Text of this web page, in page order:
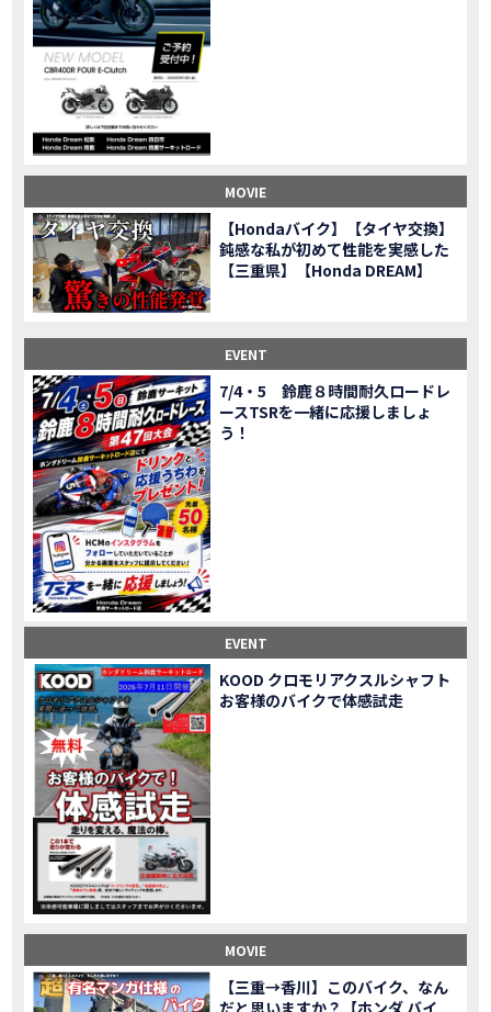
MOVIE 【鈴鹿サーキットに近い！】ホンダドリーム鈴鹿サーキットロードOPEN！ #茉ひる
MOVIE CL500売却！X-ADVオーナーの素直な理由。〇〇で納得の買取してもらいました|Honda X-ADV
MOVIE 【梅本まどかさんコラボ】CIVIC TYPE R♪スタッフオススメの鈴鹿ドライブへ！【後編】
MOVIE 憧れの大型バイク試乗！4輪走行は驚きの…【Honda GoldWing AfricaTwin】試乗会in鈴鹿ツインサーキット
【鈴鹿ツインサーキット】バイク＆クルマ夢のコラボイベント！「HCM２＆４サーキットフェス」レポ
MOVIE 全員初対面！バイク女子6人がツーリング行ったらwww
バイク女子6人でツーリング行った結果ww！後編
MOVIE 温泉1泊。いつもソロの女性ライダー、大人のマスツーリングへついていった【三重〜長野•茶臼山高原経由】Honda CL500
MOVIE 【梅本まどかさんコラボ】CIVIC TYPE R♪ スタッフオススメの鈴鹿ドライブへ！【前編】
MOVIE ＨＣＭ２＆４サーキットフェス2023 紹介動画②
MOVIE ＨＣＭ２＆４サーキットフェス2023 紹介動画①
Honda Dream 四日市のご紹介
MOVIE Honda Dream 鈴鹿のご紹介
MOVIE
Honda Dream 松阪のご紹介
２月１２日 牡蠣ツーリングフォトギャラリー
EVENT 第6回オフロードスクールフォトギャラリー
EVENT Honda Dream鈴鹿・松阪・四日市 ３店舗合同周年祭フォトギャラリー
MOVIE Honda Dream鈴鹿・松阪・四日市 ３店舗合同周年祭レポート
NEW BIKE NEW BIKE「HAWK 11」新型ロードスポーツモデル HAWK 11を発売！
NEW BIKE NEW BIKE「ダックス125」新型レジャーバイク ダックス125を発売！
MOVIE Honda Dream 鈴鹿 オフロードスクール紹介
【新車中古車多数】三重県でバイクを探すなら！HondaDream松阪【ホンダ二輪車専門店】
MOVIE 【県下最大規模】三重県でバイクを探すなら！HondaDream鈴鹿【ホンダ二輪車専門店】
NEW BIKE 「CBR400R」「400X」の仕様 を一部変更し発売!
NEW BIKE 大型プレミアムツアラー「Gold Wing」 シリーズのカラーバリエーション を一部変更し発売!
NEW BIKE クルーザーモデル 「Rebel 250 S Edition」 に新色を追加し発表！
NEW BIKE 「CT125・ハンターカブ」 に新色を追加し発売！
NEW BIKE 「CB1100 EX Final Edition」「CB1100 RS Final Edition」を発売
NEW BIKE 「モンキー125」に5速トランスミッションを採用した新エンジンを搭載し発売！
NEW BIKE 「スーパーカブ C125」に環境性能を向上させた新エンジンを搭載し発売！
EVENT 【イベントレポート】2021年 7月25日 敦賀ツーリング
「ADV150」に受注期間限定のカラーリングを設定し発売！
NEW BIKE 「GB350」「GB350 S」新型ロードスポーツモデル GB350・GB350 S を発売！
MOVIE
【Hondaバイク】【タイヤ交換】
鈍感な私が初めて性能を実感した
【三重県】【Honda DREAM】
EVENT
7/4・5 鈴鹿８時間耐久ロードレ
ースTSRを一緒に応援しましょ
う！
EVENT
KOOD クロモリアクスルシャフト
お客様のバイクで体感試走
MOVIE
【三重→香川】このバイク、なん